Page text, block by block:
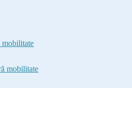
mobilitate
mobilitate